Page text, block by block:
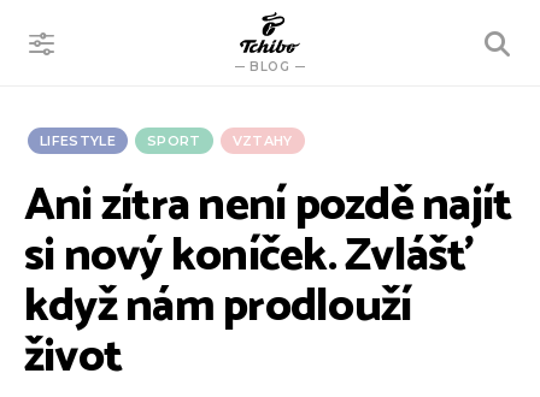
BLOG
VYHLEDÁVÁNÍ
LIFESTYLE SPORT VZTAHY
Ani zítra není pozdě najít
si nový koníček. Zvlášť
když nám prodlouží
život